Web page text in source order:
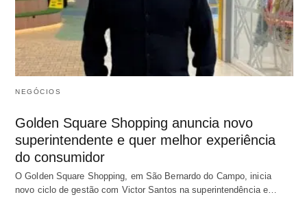
NEGÓCIOS
Golden Square Shopping anuncia novo
superintendente e quer melhor experiência
do consumidor
O Golden Square Shopping, em São Bernardo do Campo, inicia
novo ciclo de gestão com Victor Santos na superintendência e…